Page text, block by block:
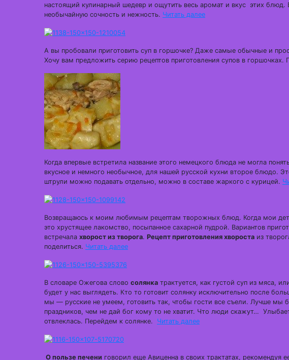
настоящий кулинарный шедевр и ощутить весь аромат и вкус этих
необычайную сочность и нежность. Читать далее
А вы пробовали приготовить суп в горшочке? Даже самые обычные и
Хочу вам предложить серию рецептов приготовления супов в горшочках.
Когда впервые встретила название этого немецкого блюда не могла
вкусное и немного необычное, для нашей русской кухни второе блюдо.
штрули можно подавать отдельно, можно в составе жаркого с курицей.
Возвращаюсь к моим любимым рецептам творожных блюд. Когда мои
это хрустящее лакомство, посыпанное сахарной пудрой. Вариантов
встречала хворост из творога. Рецепт приготовления хвороста из
поделиться. Читать далее
В словаре Ожегова слово солянка трактуется, как густой суп из мяса,
будет у нас выглядеть. Кто то готовит солянку исключительно после
мы — русские не умеем, готовить так, чтобы гости все съели. Лучше мы
праздников, чем не дай бог кому то не хватит. Что люди скажут…
отвлеклась. Перейдем к солянке. Читать далее
О пользе печени говорил еще Авиценна в своих трактатах,